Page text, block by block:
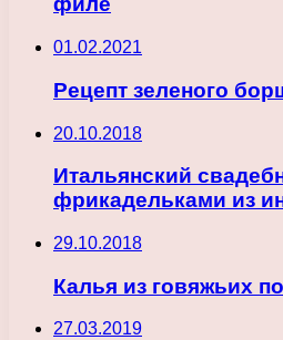
01.02.2021
Рецепт зеленого
20.10.2018
Итальянский
фрикадельками из
29.10.2018
Калья из говяжьих
27.03.2019